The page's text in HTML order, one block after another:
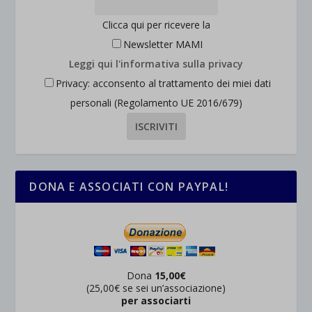
Clicca qui per ricevere la
Newsletter MAMI
Leggi qui l'informativa sulla privacy
Privacy: acconsento al trattamento dei miei dati
personali (Regolamento UE 2016/679)
DONA E ASSOCIATI CON PAYPAL!
Dona 15,00€
(25,00€ se sei un’associazione)
per associarti